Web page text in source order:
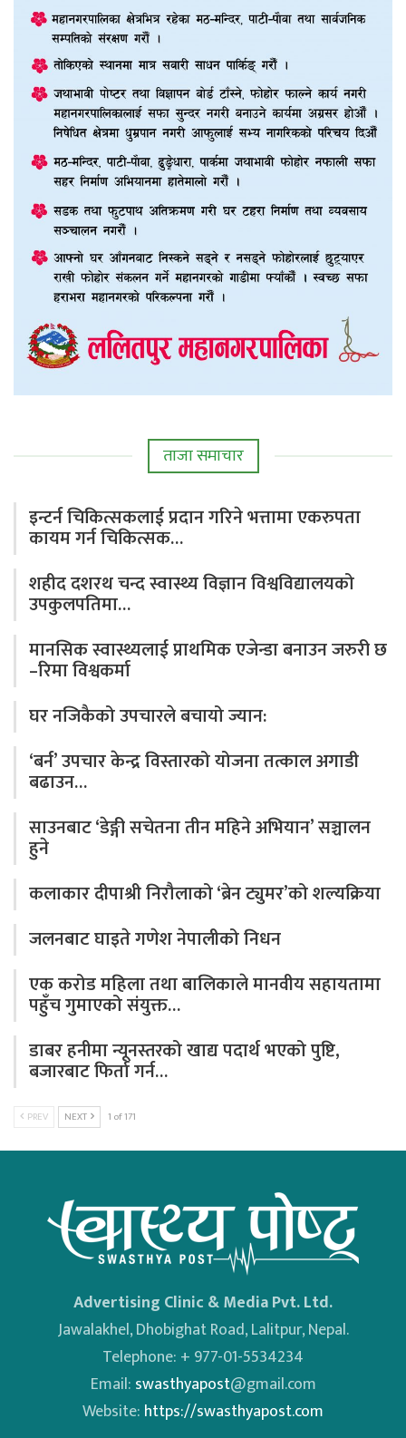
ताजा समाचार
इन्टर्न चिकित्सकलाई प्रदान गरिने भत्तामा एकरुपता
कायम गर्न चिकित्सक…
शहीद दशरथ चन्द स्वास्थ्य विज्ञान विश्वविद्यालयको
उपकुलपतिमा…
मानसिक स्वास्थ्यलाई प्राथमिक एजेन्डा बनाउन जरुरी छ
–रिमा विश्वकर्मा
घर नजिकैको उपचारले बचायो ज्यान:
‘बर्न’ उपचार केन्द्र विस्तारको योजना तत्काल अगाडी
बढाउन…
साउनबाट ‘डेङ्गी सचेतना तीन महिने अभियान’ सञ्चालन
हुने
कलाकार दीपाश्री निरौलाको ‘ब्रेन ट्युमर’को शल्यक्रिया
जलनबाट घाइते गणेश नेपालीको निधन
एक करोड महिला तथा बालिकाले मानवीय सहायतामा
पहुँच गुमाएको संयुक्त…
डाबर हनीमा न्यूनस्तरको खाद्य पदार्थ भएको पुष्टि,
बजारबाट फिर्ता गर्न…
PREV NEXT 1 of 171
Advertising Clinic & Media Pvt. Ltd.
Jawalakhel, Dhobighat Road, Lalitpur, Nepal.
Telephone: + 977-01-5534234
Email: swasthyapost@gmail.com
Website: https://swasthyapost.com